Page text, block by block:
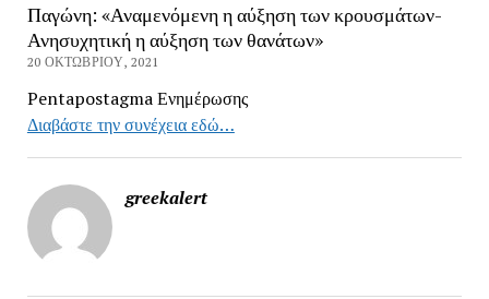
Παγώνη: «Αναμενόμενη η αύξηση των κρουσμάτων-
Ανησυχητική η αύξηση των θανάτων»
20 ΟΚΤΩΒΡΊΟΥ, 2021
Pentapostagma Ενημέρωσης
Διαβάστε την συνέχεια εδώ…
greekalert